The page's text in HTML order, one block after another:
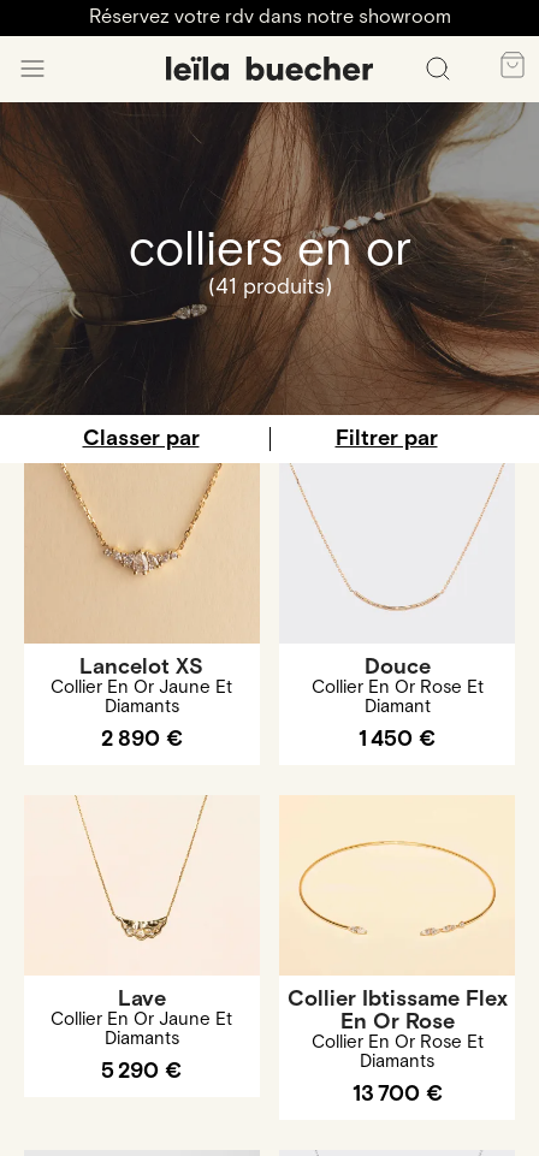
Réservez votre rdv dans notre showroom
colliers en or
(41 produits)
Classer par Filtrer par
Lancelot XS
Collier En Or Jaune Et
Diamants
2 890 €
Douce
Collier En Or Rose Et
Diamant
1 450 €
Lave
Collier En Or Jaune Et
Diamants
5 290 €
Collier Ibtissame Flex
En Or Rose
Collier En Or Rose Et
Diamants
13 700 €